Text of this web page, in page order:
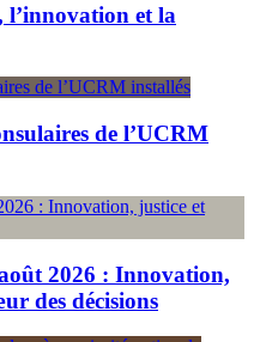
l’innovation et la
de l’UCRM
2026 : Innovation,
des décisions